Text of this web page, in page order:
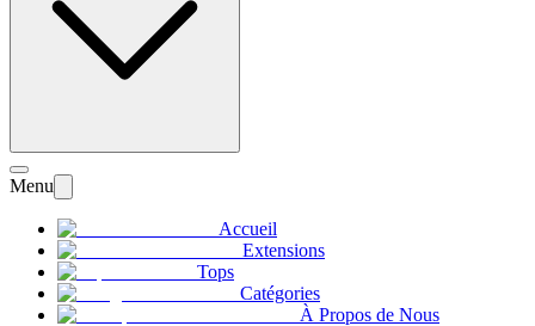
Menu
Accueil
Extensions
Tops
Catégories
À Propos de Nous